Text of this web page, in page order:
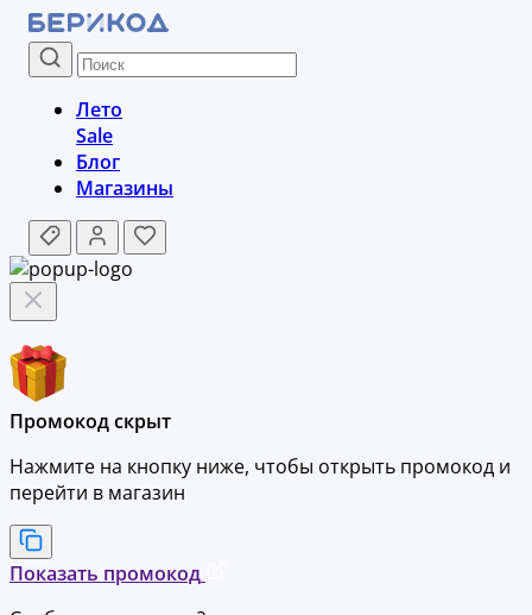
Лето
Sale
Блог
Магазины
Промокод скрыт
Нажмите на кнопку ниже, чтобы открыть промокод и
перейти в магазин
Показать промокод